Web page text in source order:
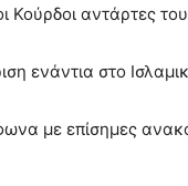
Κούρδοι αντάρτες
ενάντια στο
με επίσημες